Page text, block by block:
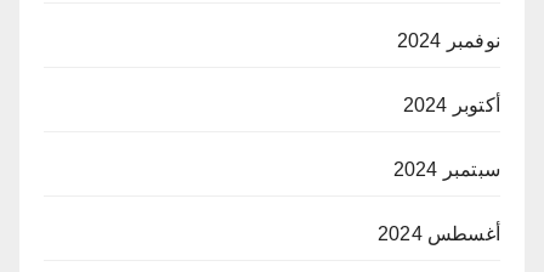
نوفمبر 2024
أكتوبر 2024
سبتمبر 2024
أغسطس 2024